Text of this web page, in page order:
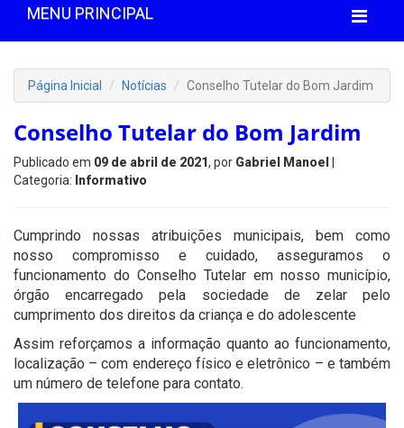
MENU PRINCIPAL
Página Inicial Notícias Conselho Tutelar do Bom Jardim
Conselho Tutelar do Bom Jardim
Publicado em 09 de abril de 2021, por Gabriel Manoel
Categoria: Informativo
Cumprindo nossas atribuições municipais, bem como
nosso compromisso e cuidado, asseguramos o
funcionamento do Conselho Tutelar em nosso município,
órgão encarregado pela sociedade de zelar pelo
cumprimento dos direitos da criança e do adolescente
Assim reforçamos a informação quanto ao funcionamento,
localização – com endereço físico e eletrônico – e também
um número de telefone para contato.